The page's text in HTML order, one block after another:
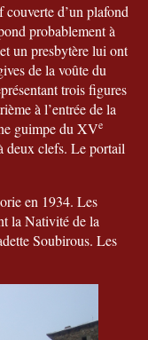
couverte d’un plafond
probablement à
un presbytère lui ont
de la voûte du
trois figures
à l’entrée de la
guimpe du XVe
deux clefs. Le portail
en 1934. Les
la Nativité de la
Soubirous. Les